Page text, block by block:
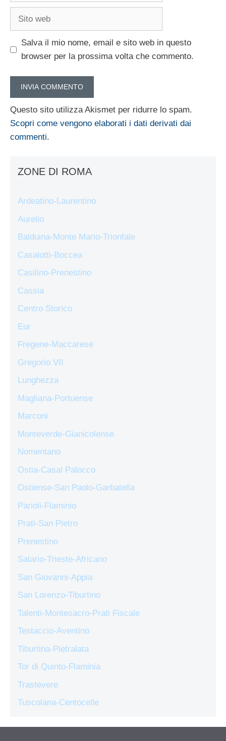
Sito
Salva il mio nome, email e sito web in questo
browser per la prossima volta che commento.
Questo sito utilizza Akismet per ridurre lo spam.
Scopri come vengono elaborati i dati derivati dai
commenti.
ZONE DI ROMA
Ardeatino-Laurentino
Aurelio
Balduina-Monte Mario-Trionfale
Casalotti-Boccea
Casilino-Prenestino
Cassia
Centro Storico
Eur
Fregene-Maccarese
Gregorio VII
Lunghezza
Magliana-Portuense
Marconi
Monteverde-Gianicolense
Nomentano
Ostia-Casal Palocco
Ostiense-San Paolo-Garbatella
Parioli-Flaminio
Prati-San Pietro
Prenestino
Salario-Trieste-Africano
San Giovanni-Appia
San Lorenzo-Tiburtino
Talenti-Montesacro-Prati Fiscale
Testaccio-Aventino
Tiburtina-Pietralata
Tor di Quinto-Flaminia
Trastevere
Tuscolana-Centocelle